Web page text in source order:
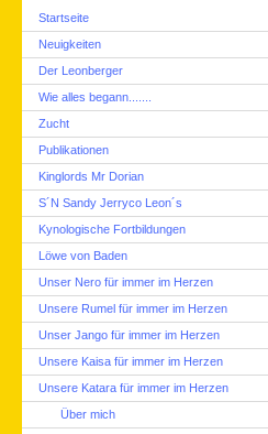
Startseite
Neuigkeiten
Der Leonberger
Wie alles begann.......
Zucht
Publikationen
Kinglords Mr Dorian
S´N Sandy Jerryco Leon´s
Kynologische Fortbildungen
Löwe von Baden
Unser Nero für immer im Herzen
Unsere Rumel für immer im Herzen
Unser Jango für immer im Herzen
Unsere Kaisa für immer im Herzen
Unsere Katara für immer im Herzen
Über mich